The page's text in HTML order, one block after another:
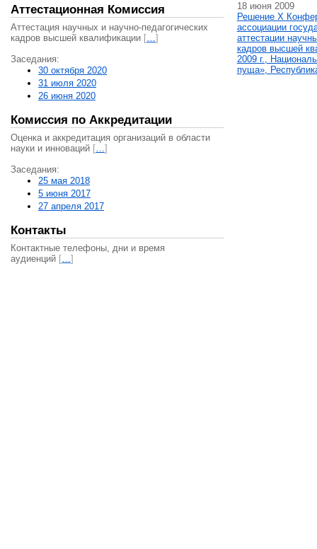
Аттестационная Комиссия
Аттестация научных и научно-педагогических
кадров высшей квалификации […]
Заседания:
30 октября 2020
31 июля 2020
26 июня 2020
Комиссия по Аккредитации
Оценка и аккредитация организаций в области
науки и инноваций […]
Заседания:
25 мая 2018
5 июня 2017
27 апреля 2017
Контакты
Контактные телефоны, дни и время
аудиенций […]
18 июня 2009
Решение X
ассоциации
аттестации
кадров высшей
2009 г.,
пуща»,